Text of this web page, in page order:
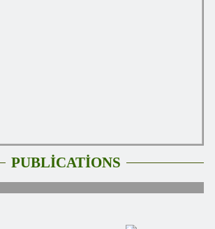
PUBLİCATİONS